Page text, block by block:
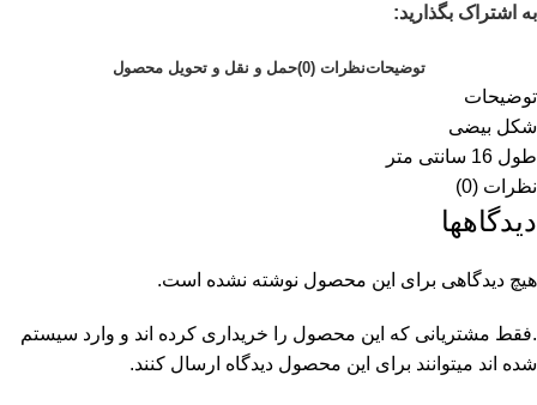
به اشتراک بگذارید:
توضیحاتنظرات (0) حمل و نقل و تحویل محصول
توضیحات
شکل بیضی
طول 16 سانتی متر
نظرات (0)
دیدگاهها
هیچ دیدگاهی برای این محصول نوشته نشده است.
.فقط مشتریانی که این محصول را خریداری کرده اند و وارد سیستم
شده اند میتوانند برای این محصول دیدگاه ارسال کنند.